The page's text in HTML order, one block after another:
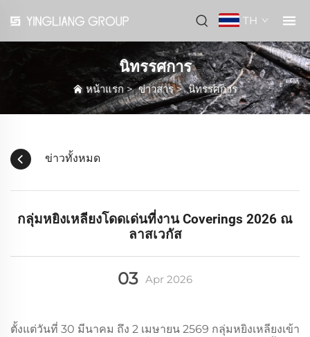
TH
นิทรรศการ
หน้าแรก>ข่าวสาร>นิทรรศการ
ข่าวทั้งหมด
กลุ่มหยิงเหลียงโดดเด่นที่งาน Coverings 2026 ณ
ลาสเวกัส
03 Apr 2026
ตั้งแต่วันที่ 30 มีนาคม ถึง 2 เมษายน 2569 กลุ่มหยิงเหลียงเข้า